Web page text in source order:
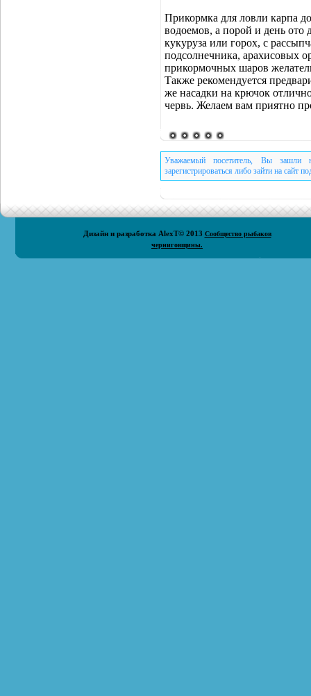
Прикормка для ловли карпа
водоемов, а порой и день ото
кукуруза или горох, с
подсолнечника, арахисовых
прикормочных шаров
Также рекомендуется
же насадки на крючок
червь. Желаем вам приятно
Уважаемый посетитель, Вы зашли
зарегистрироваться либо зайти на сайт
Дизайн и разработка AlexT© 2013 Сообщество рыбаков
черниговщины.